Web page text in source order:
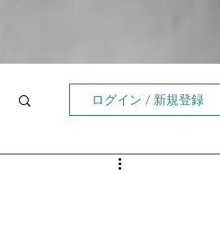
ログイン / 新規登録